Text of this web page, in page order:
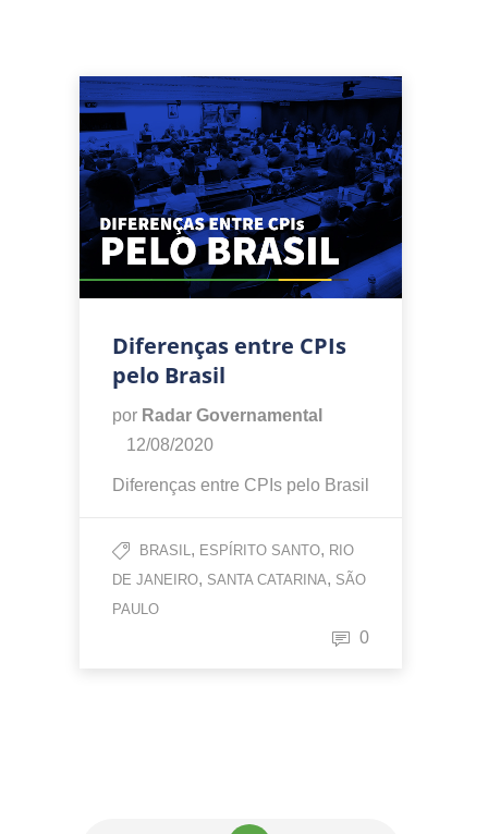
Diferenças entre CPIs
pelo Brasil
por Radar Governamental
12/08/2020
Diferenças entre CPIs pelo Brasil
BRASIL , ESPÍRITO SANTO, RIO
DE JANEIRO, SANTA CATARINA, SÃO
PAULO
0